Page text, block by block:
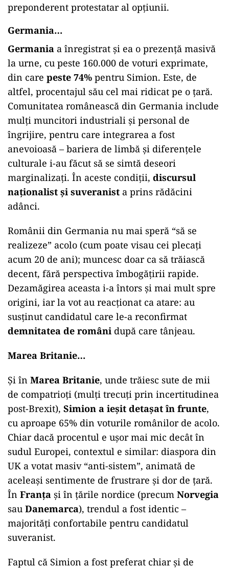
preponderent protestatar al opțiunii.
Germania…
Germania a înregistrat și ea o prezență masivă
la urne, cu peste 160.000 de voturi exprimate,
din care peste 74% pentru Simion. Este, de
altfel, procentajul său cel mai ridicat pe o țară.
Comunitatea românească din Germania include
mulți muncitori industriali și personal de
îngrijire, pentru care integrarea a fost
anevoioasă – bariera de limbă și diferențele
culturale i-au făcut să se simtă deseori
marginalizați. În aceste condiții, discursul
naționalist și suveranist a prins rădăcini
adânci.
Românii din Germania nu mai speră “să se
realizeze” acolo (cum poate visau cei plecați
acum 20 de ani); muncesc doar ca să trăiască
decent, fără perspectiva îmbogățirii rapide.
Dezamăgirea aceasta i-a întors și mai mult spre
origini, iar la vot au reacționat ca atare: au
susținut candidatul care le-a reconfirmat
demnitatea de români după care tânjeau.
Marea Britanie…
Și în Marea Britanie, unde trăiesc sute de mii
de compatrioți (mulți trecuți prin incertitudinea
post-Brexit), Simion a ieșit detașat în frunte,
cu aproape 65% din voturile românilor de acolo.
Chiar dacă procentul e ușor mai mic decât în
sudul Europei, contextul e similar: diaspora din
UK a votat masiv “anti-sistem”, animată de
aceleași sentimente de frustrare și dor de țară.
În Franța și în țările nordice (precum Norvegia
sau Danemarca), trendul a fost identic –
majorități confortabile pentru candidatul
suveranist.
Faptul că Simion a fost preferat chiar și de